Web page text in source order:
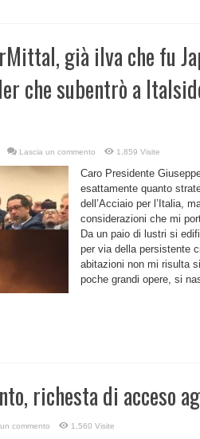
già ilva che fu
che subentrò a
Lascia un commento 1,859 Visite
Caro Presidente
esattamente quanto
dell’Acciaio per l’Italia,
considerazioni che mi
Da un paio di lustri si
per via della persistente
abitazioni non mi risulta
poche grandi opere, si
richesta di acceso
commento 1,560 Visite